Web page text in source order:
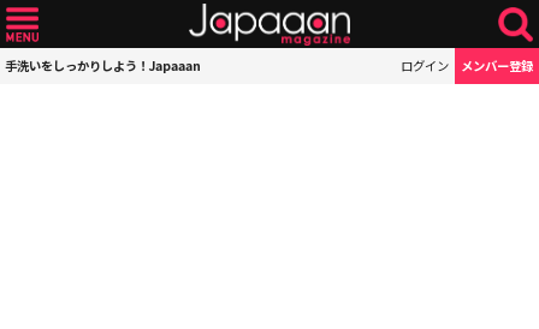
手洗いをしっかりしよう！Japaaan ログイン メンバー登録